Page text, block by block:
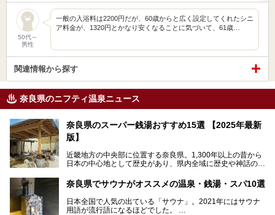
50代～
男性
一般の入浴料は2200円だが、60歳からと広く設定してくれたシニ
ア料金が、1320円とかなり安くなることに気づいて、61歳…
関連情報から探す
奈良県のニフティ温泉ニュース
奈良県のスーパー銭湯おすすめ15選 【2025年最新
版】
近畿地方の中央部に位置する奈良県。1,300年以上の昔から
日本の中心地として歴史があり、県内全域に歴史や神話の舞
界遺産があり、古代をそこかしこに感じられる地域です。
そんな奈良県のスーパー銭湯は、便利な街中にある施設か
ら、険しい山中にある秘湯までバラエティ豊か。ここでは、
奈良県で評判のスーパー銭湯をご紹介します。
奈良県でサウナがオススメの温泉・銭湯・スパ10選
日本全国で人気の出ている「サウナ」。2021年にはサウナ
用語が流行語になるほどでした。